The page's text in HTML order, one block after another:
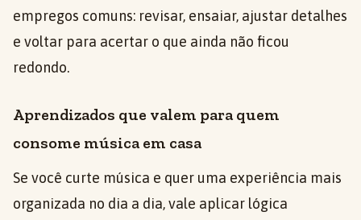
empregos comuns: revisar, ensaiar, ajustar detalhes
e voltar para acertar o que ainda não ficou
redondo.
Aprendizados que valem para quem
consome música em casa
Se você curte música e quer uma experiência mais
organizada no dia a dia, vale aplicar lógica